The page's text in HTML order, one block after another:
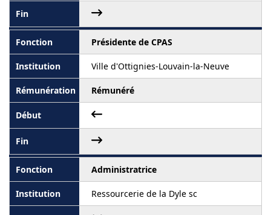
Présidente de CPAS
Ville d'Ottignies-Louvain-la-Neuve
Rémunéré
Administratrice
Ressourcerie de la Dyle sc